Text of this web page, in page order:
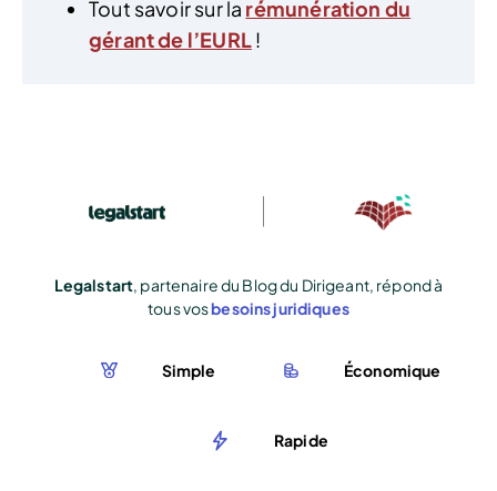
Tout savoir sur la rémunération du
gérant de l’EURL!
Legalstart, partenaire du Blog du Dirigeant, répond à
tous vosbesoins juridiques
Simple Économique
Rapide